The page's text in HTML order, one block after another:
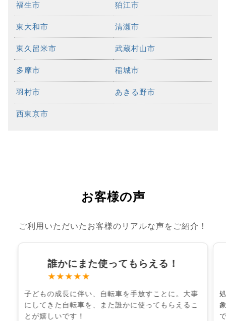
福生市 狛江市
東大和市 清瀬市
東久留米市 武蔵村山市
多摩市 稲城市
羽村市 あきる野市
西東京市
お客様の声
ご利用いただいたお客様のリアルな声をご紹介！
誰かにまた使ってもらえる！
★★★★★
子どもの成長に伴い、自転車を手放すことに。大事
にしてきた自転車を、また誰かに使ってもらえるこ
とが嬉しいです！